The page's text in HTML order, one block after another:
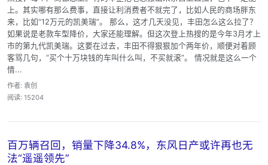
上。其实哪有那么费事，直接让利消费者不就完了，比如人民的商场胖东
来，比如“12万元的凯美瑞”。 那么，这才几天没见，丰田怎么这么拉了？
如果说是老款车型降价，大家还能理解。但这次登上热搜的是今年3月才上
市的第九代凯美瑞。这要在过去，丰田不得狠狠加个两年价，顺便对着顾
客骂几句，“买个十万块钱的车叫什么叫，不买就滚”。 情况就是这么一个
情...
作者: 袁创
阅读: 15204
百万辆召回，销量下降34.8%，东风日产或许再也无
法“遥遥领先”